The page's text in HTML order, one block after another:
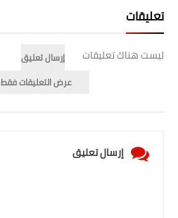
تعليقات
ليست هناك تعليقات
إرسال تعليق
عرض التعليقات فقط
إرسال تعليق